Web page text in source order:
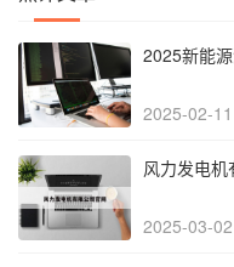
2025新能
2025-02-11
风力发电机
2025-03-02